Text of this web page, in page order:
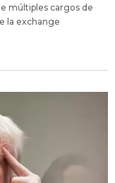
múltiples cargos de
la exchange